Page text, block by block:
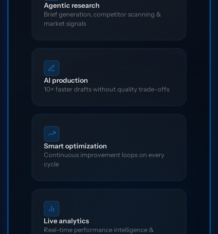
Agentic research
Brief generation, competitor scanning &
market signals
AI production
10× faster drafts without quality trade-offs
Smart optimization
Continuous improvement loops on every
cycle
Live analytics
Real-time performance intelligence &